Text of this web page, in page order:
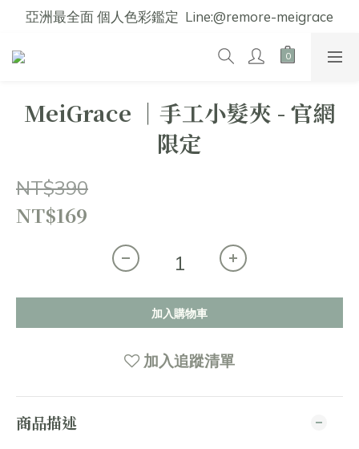
亞洲最全面 個人色彩鑑定  Line:@remore-meigrace
MeiGrace │手工小髮夾 - 官網
限定
NT$390
NT$169
加入購物車
加入追蹤清單
商品描述